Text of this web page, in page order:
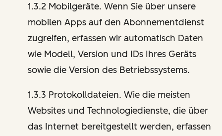
1.3.2 Mobilgeräte. Wenn Sie über unsere
mobilen Apps auf den Abonnementdienst
zugreifen, erfassen wir automatisch Daten
wie Modell, Version und IDs Ihres Geräts
sowie die Version des Betriebssystems.
1.3.3 Protokolldateien. Wie die meisten
Websites und Technologiedienste, die über
das Internet bereitgestellt werden, erfassen